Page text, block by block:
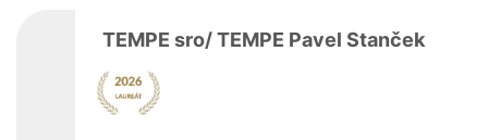
TEMPE sro/ TEMPE Pavel Stanček